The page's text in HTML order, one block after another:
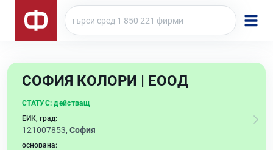
СОФИЯ КОЛОРИ | ЕООД
СТАТУС: действащ
ЕИК, град:
121007853, София
основана: